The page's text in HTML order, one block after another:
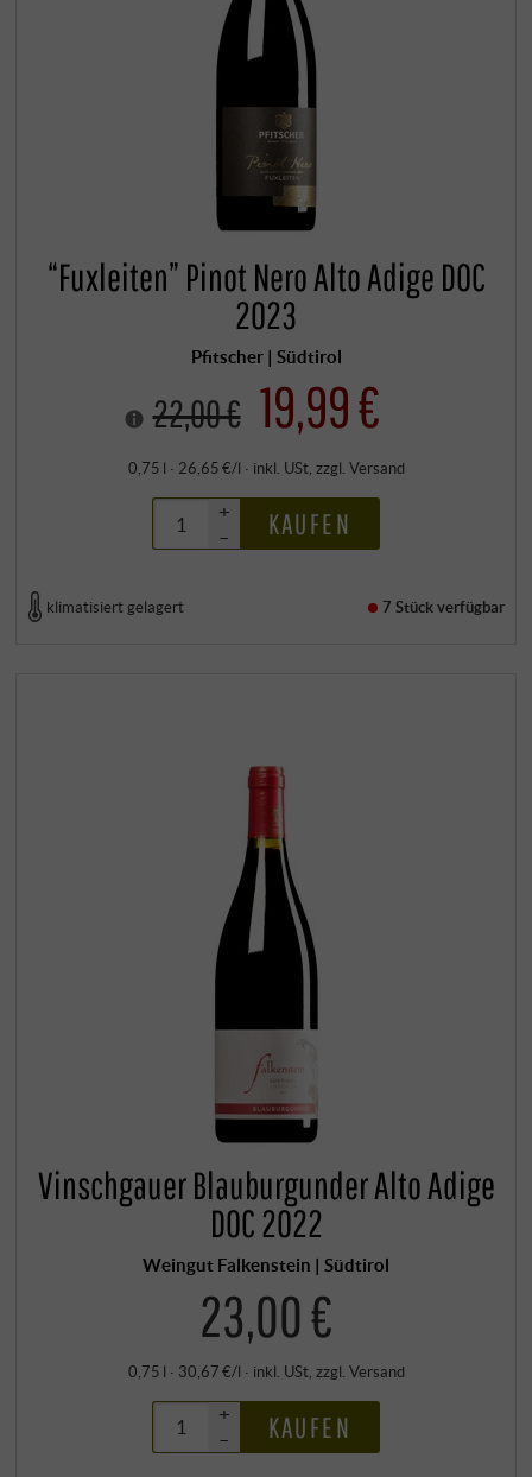
“Fuxleiten” Pinot Nero Alto Adige DOC
2023
Pfitscher | Südtirol
22,00 € 19,99 €
0,75 l · 26,65 €/l · inkl. USt, zzgl. Versand
+
–
KAUFEN
klimatisiert gelagert 7 Stückverfügbar
Vinschgauer Blauburgunder Alto Adige
DOC 2022
Weingut Falkenstein | Südtirol
23,00 €
0,75 l · 30,67 €/l · inkl. USt, zzgl. Versand
+
–
KAUFEN